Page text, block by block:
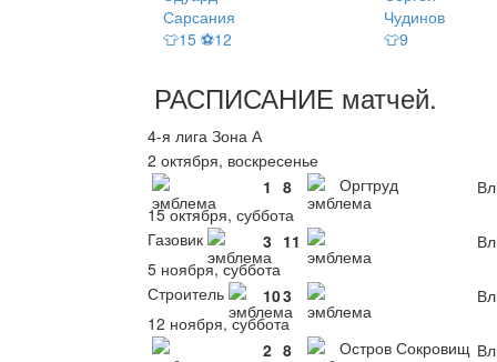
Сарсания
👕15 ⚽12
Чудинов
👕9
РАСПИСАНИЕ матчей.
4-я лига Зона А
2 октября, воскресенье
1 8 Оргтруд
15 октября, суббота
Газовик
3 11
5 ноября, суббота
Строитель
103
12 ноября, суббота
2 8 Остров Сокровищ